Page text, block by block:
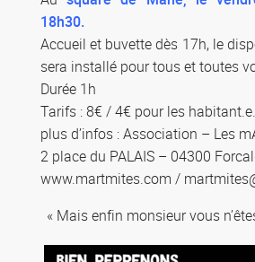
18h30.
Accueil et buvette dès 17h, le
sera installé pour tous et toutes
Durée 1h
Tarifs : 8€ / 4€ pour les
plus d’infos : Association – Les
2 place du PALAIS – 04300
www.martmites.com /
« Mais enfin monsieur vous